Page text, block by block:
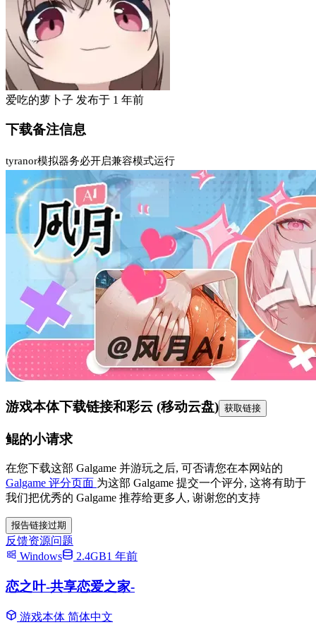
爱吃的萝卜子 发布于 1 年前
下载备注信息
tyranor模拟器务必开启兼容模式运行
游戏本体下载链接和彩云 (移动云盘) 获取链接
鲲的小请求
在您下载这部 Galgame 并游玩之后, 可否请您在本网站的
Galgame 评分页面 为这部 Galgame 提交一个评分, 这将有助于
我们把优秀的 Galgame 推荐给更多人, 谢谢您的支持
报告链接过期
反馈资源问题
Windows
2.4GB1 年前
恋之叶-共享恋爱之家-
游戏本体 简体中文